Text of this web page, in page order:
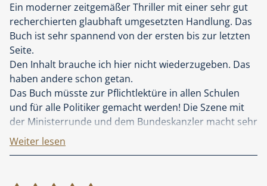
reportageartige Stil zu Beginn. Elsberg springt
innerhalb Europas zu verschiedenen Schauplätzen,
zeigt aus verschiedensten Perspektiven die ersten
Auswirkungen des Stromausfalls. Da ist der
unvermeidliche Unfall, weil die Ampeln nicht
funktionieren. Ein paar Freundinnen sind unterwegs in
den Skiurlaub und stranden an einer Tankstelle. Der
Mitarbeiter im Kraftwerk bemerkt, dass mit „seinen“
Generatoren, die er kennt wie seine Westentasche,
etwas nicht stimmt. Journalisten begeben sich auf die
Ein moderner zeitgemäßer Thriller mit einer sehr gut
recherchierten glaubhaft umgesetzten Handlung. Das
Buch ist sehr spannend von der ersten bis zur letzten
Seite.
Den Inhalt brauche ich hier nicht wiederzugeben. Das
haben andere schon getan.
Das Buch müsste zur Pflichtlektüre in allen Schulen
und für alle Politiker gemacht werden! Die Szene mit
der Ministerrunde und dem Bundeskanzler macht sehr
deutlich wie überfordert viele der „Staatslenker“ in
einem solchen Falle sind. Die Jugend muss sich
Weiter lesen